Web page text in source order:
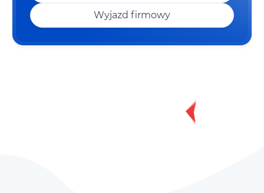
Wyjazd firmowy